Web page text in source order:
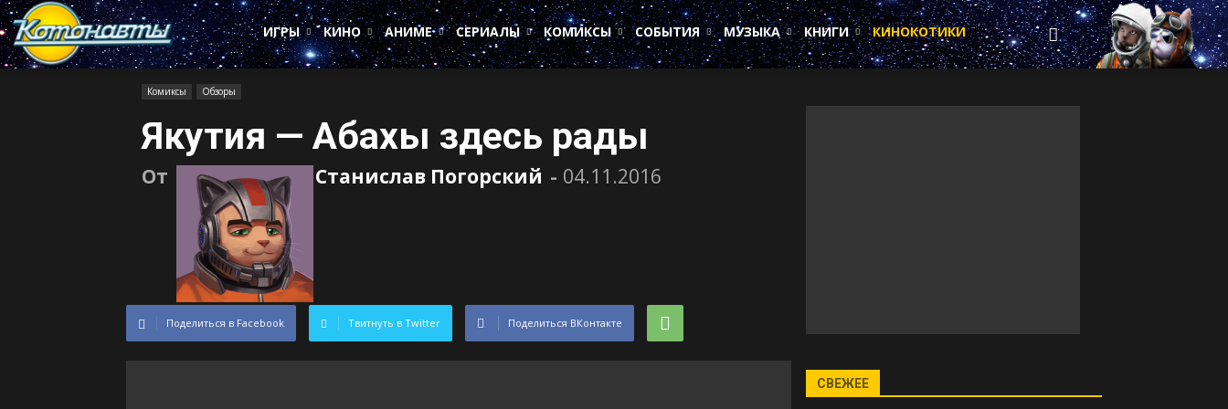
Котонавты
ИГРЫ
КИНО АНИМЕ СЕРИАЛЫ КОМИКСЫ СОБЫТИЯ МУЗЫКА КНИГИ КИНОКОТИКИ
Комиксы Обзоры
Якутия — Абахы здесь рады
От Станислав Погорский - 04.11.2016
Поделиться в Facebook Твитнуть в Twitter Поделиться ВКонтакте
СВЕЖЕЕ